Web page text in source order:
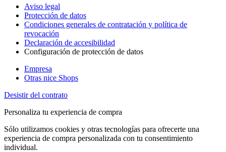
Aviso legal
Protección de datos
Condiciones generales de contratación y política de
revocación
Declaración de accesibilidad
Configuración de protección de datos
Empresa
Otras nice Shops
Desistir del contrato
Personaliza tu experiencia de compra
Sólo utilizamos cookies y otras tecnologías para ofrecerte una
experiencia de compra personalizada con tu consentimiento
individual.